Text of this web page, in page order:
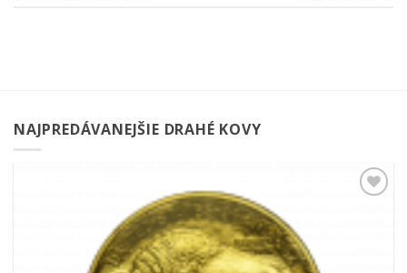
NAJPREDÁVANEJŠIE DRAHÉ KOVY